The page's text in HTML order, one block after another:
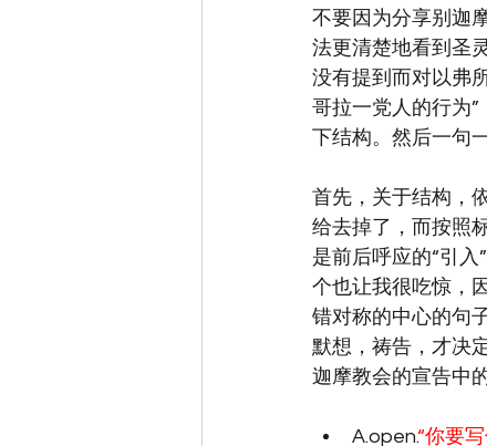
不要因为分享别迦
法更清楚地看到圣
没有提到而对以弗
哥拉一党人的行为
下结构。然后一句
首先，关于结构，
给去掉了，而按照
是前后呼应的“引
个也让我很吃惊，
错对称的中心的句
默想，祷告，才决
迦摩教会的宣告中
A.open.“你要